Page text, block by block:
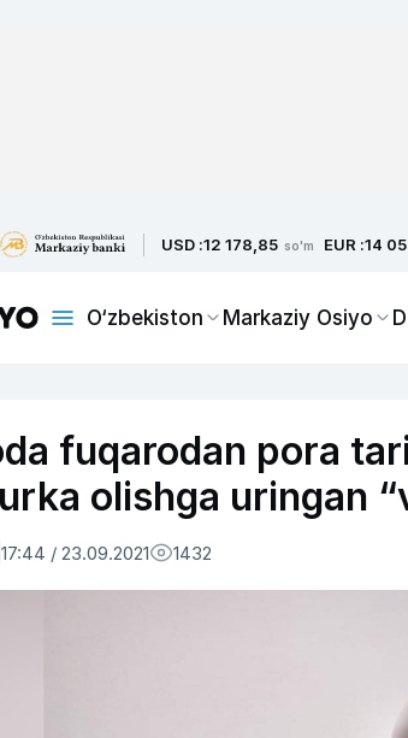
USD :12 178,85 so'm EUR :14
O‘zbekiston Markaziy Osiyo
fuqarodan pora
olishga uringan
17:44 / 23.09.2021 1432